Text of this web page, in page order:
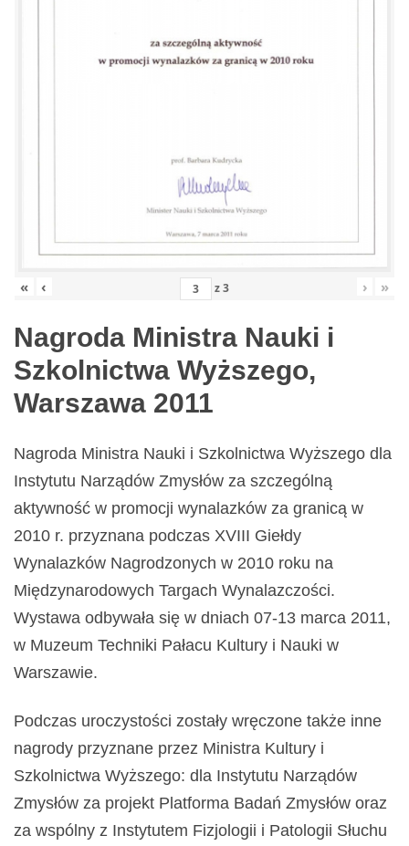
« ‹ z3 › »
Nagroda Ministra Nauki i
Szkolnictwa Wyższego,
Warszawa 2011
Nagroda Ministra Nauki i Szkolnictwa Wyższego dla
Instytutu Narządów Zmysłów za szczególną
aktywność w promocji wynalazków za granicą w
2010 r. przyznana podczas XVIII Giełdy
Wynalazków Nagrodzonych w 2010 roku na
Międzynarodowych Targach Wynalazczości.
Wystawa odbywała się w dniach 07-13 marca 2011,
w Muzeum Techniki Pałacu Kultury i Nauki w
Warszawie.
Podczas uroczystości zostały wręczone także inne
nagrody przyznane przez Ministra Kultury i
Szkolnictwa Wyższego: dla Instytutu Narządów
Zmysłów za projekt Platforma Badań Zmysłów oraz
za wspólny z Instytutem Fizjologii i Patologii Słuchu